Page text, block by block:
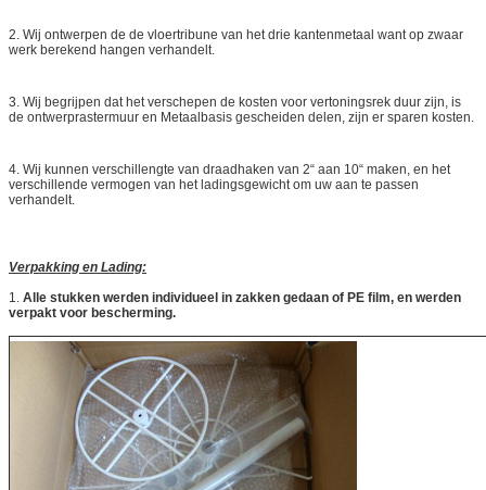
2. Wij ontwerpen de de vloertribune van het drie kantenmetaal want op zwaar
werk berekend hangen verhandelt.
3. Wij begrijpen dat het verschepen de kosten voor vertoningsrek duur zijn, is
de ontwerprastermuur en Metaalbasis gescheiden delen, zijn er sparen kosten.
4. Wij kunnen verschillengte van draadhaken van 2“ aan 10“ maken, en het
verschillende vermogen van hetladingsgewicht om uw aan te passen
verhandelt.
Verpakking en Lading:
1. Alle stukken werden individueel in zakken gedaan of PE film, en werden
verpakt voor bescherming.